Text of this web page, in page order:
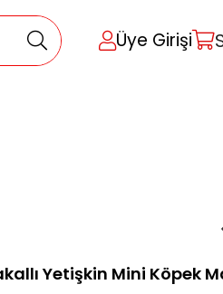
Üye Girişi
Yetişkin Mini Köpek